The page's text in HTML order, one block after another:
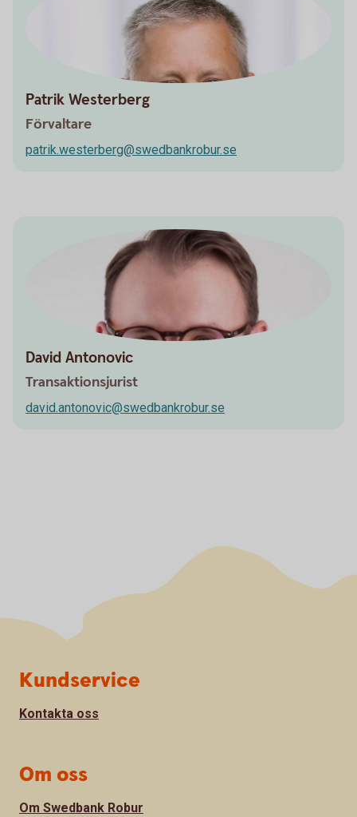
Patrik Westerberg
Förvaltare
patrik.westerberg@swedbankrobur.se
David Antonovic
Transaktionsjurist
david.antonovic@swedbankrobur.se
Sidfot
Kundservice
Kontakta oss
Om oss
Om Swedbank Robur